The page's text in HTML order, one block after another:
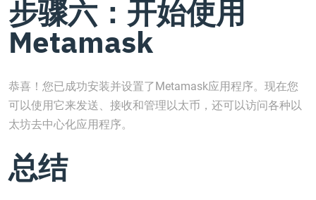
步骤六：开始使用
Metamask
恭喜！您已成功安装并设置了Metamask应用程序。现在您
可以使用它来发送、接收和管理以太币，还可以访问各种以
太坊去中心化应用程序。
总结